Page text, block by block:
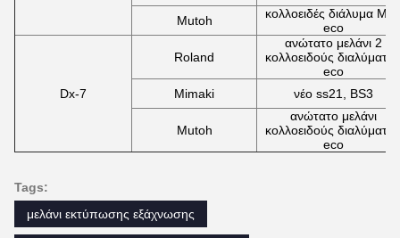
Mutoh
κολλοειδές διάλυμα Max
eco
Dx-7
Roland
ανώτατο μελάνι 2
κολλοειδούς διαλύματος
eco
Mimaki
νέο ss21, BS3
Mutoh
ανώτατο μελάνι
κολλοειδούς διαλύματος
eco
Tags:
μελάνι εκτύπωσης εξάχνωσης